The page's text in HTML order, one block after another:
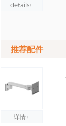
details+
推荐配件
详情+